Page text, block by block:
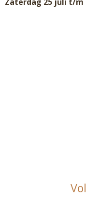
Zaterdag 25 juli t/m